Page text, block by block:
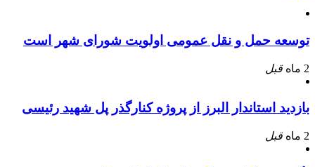
توسعه حمل و نقل عمومی اولویت شورای شهر است
2 ماه قبل
بازدید استاندار البرز از پروژه کنارگذر پل شهید رئیسی
2 ماه قبل